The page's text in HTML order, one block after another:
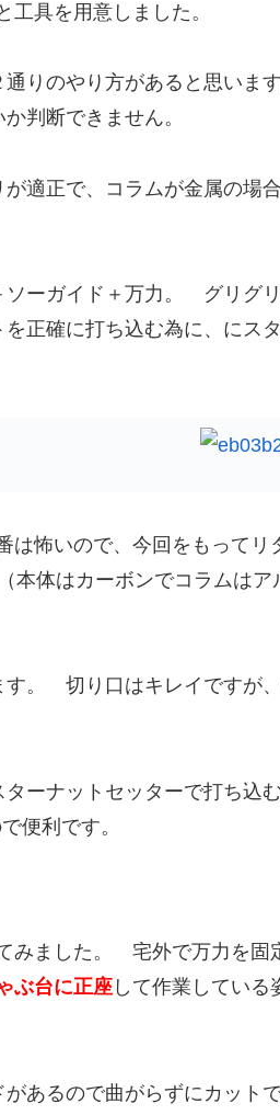
工具を用意しました。
りのやり方があると思います
判断できません。
適正で、コラムが金属の場
ソーガイド＋万力。 グリグ
正確に打ち込む為に、にス
は怖いので、今回をもってリ
本体はカーボンでコラムはア
。 切り口はキレイですが
ーナットセッターで打ち
便利です。
みました。 宅外で万力を固
ぶ台に正座 して作業している
あるので曲がらずにカット